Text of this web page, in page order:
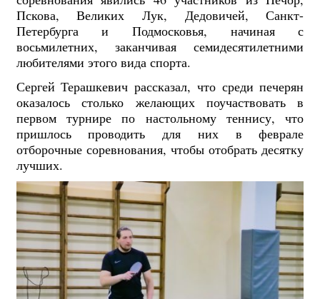
Пскова, Великих Лук, Дедовичей, Санкт-
Петербурга и Подмосковья, начиная с
восьмилетних, заканчивая семидесятилетними
любителями этого вида спорта.
Сергей Терашкевич рассказал, что среди печерян
оказалось столько желающих поучаствовать в
первом турнире по настольному теннису, что
пришлось проводить для них в феврале
отборочные соревнования, чтобы отобрать десятку
лучших.